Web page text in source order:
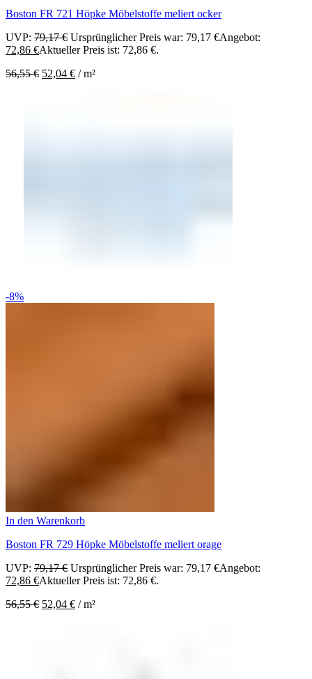
Boston FR 721 Höpke Möbelstoffe meliert ocker
UVP: 79,17€ Ursprünglicher Preis war: 79,17 €Angebot:
72,86 €Aktueller Preis ist: 72,86 €.
56,55€ 52,04 € /m²
-8%
In den Warenkorb
Boston FR 729 Höpke Möbelstoffe meliert orage
UVP: 79,17€ Ursprünglicher Preis war: 79,17 €Angebot:
72,86 €Aktueller Preis ist: 72,86 €.
56,55€ 52,04 € /m²